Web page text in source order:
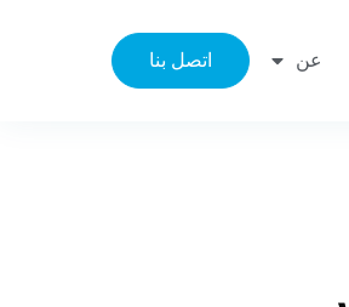
عن اتصل بنا